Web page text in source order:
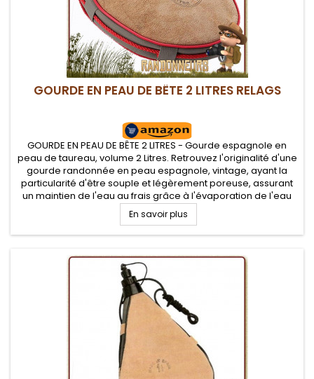
GOURDE EN PEAU DE BÊTE 2 LITRES RELAGS
GOURDE EN PEAU DE BÊTE 2 LITRES - Gourde espagnole en
peau de taureau, volume 2 Litres. Retrouvez l'originalité d'une
gourde randonnée en peau espagnole, vintage, ayant la
particularité d'être souple et légèrement poreuse, assurant
un maintien de l'eau au frais grâce à l'évaporation de l'eau
de surface
En savoir plus